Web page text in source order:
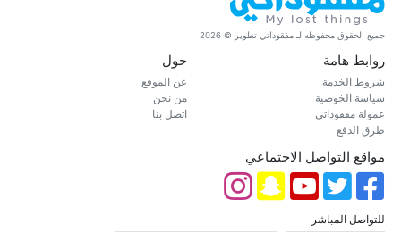
جميع الحقوق محفوظه لـ مفقوداتي تطوير © 2026
روابط هامة
شروط الخدمة
سياسة الخوصية
عمولة مفقوداتي
طرق الدفع
حول
عن الموقع
من نحن
اتصل بنا
مواقع التواصل الاجتماعي
للتواصل المباشر